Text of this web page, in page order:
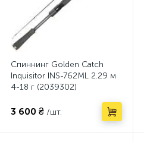
Спиннинг Golden Catch
Inquisitor INS-762ML 2.29 м
4-18 г (2039302)
3 600 ₴ /шт.